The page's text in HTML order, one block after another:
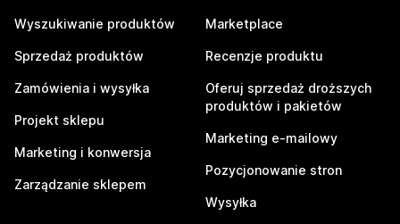
Wyszukiwanie produktów
Sprzedaż produktów
Zamówienia i wysyłka
Projekt sklepu
Marketing i konwersja
Zarządzanie sklepem
Marketplace
Recenzje produktu
Oferuj sprzedaż droższych
produktów i pakietów
Marketing e-mailowy
Pozycjonowanie stron
Wysyłka